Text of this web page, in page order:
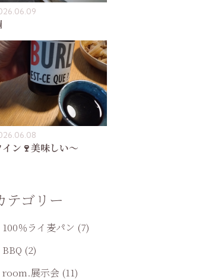
イン🍷美味しい〜
テゴリー
100％ライ麦パン (7)
BBQ (2)
room.展示会 (11)